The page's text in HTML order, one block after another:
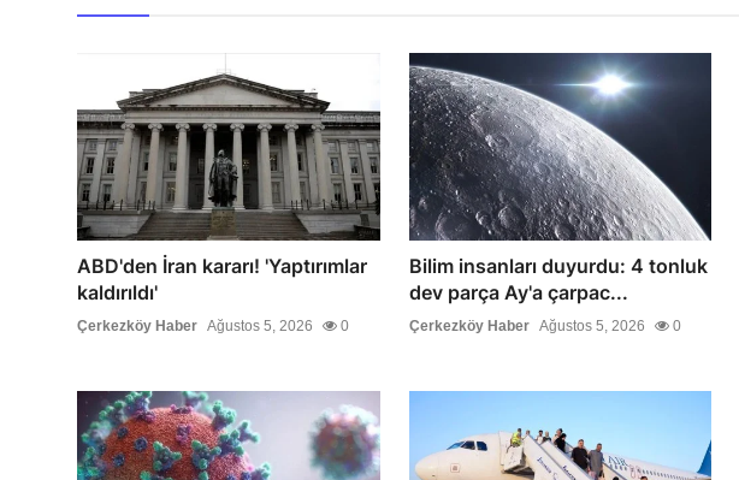
ABD'den İran kararı! 'Yaptırımlar
kaldırıldı'
Çerkezköy Haber Ağustos 5, 2026 0
Bilim insanları duyurdu: 4 tonluk
dev parça Ay'a çarpac...
Çerkezköy Haber Ağustos 5, 2026 0